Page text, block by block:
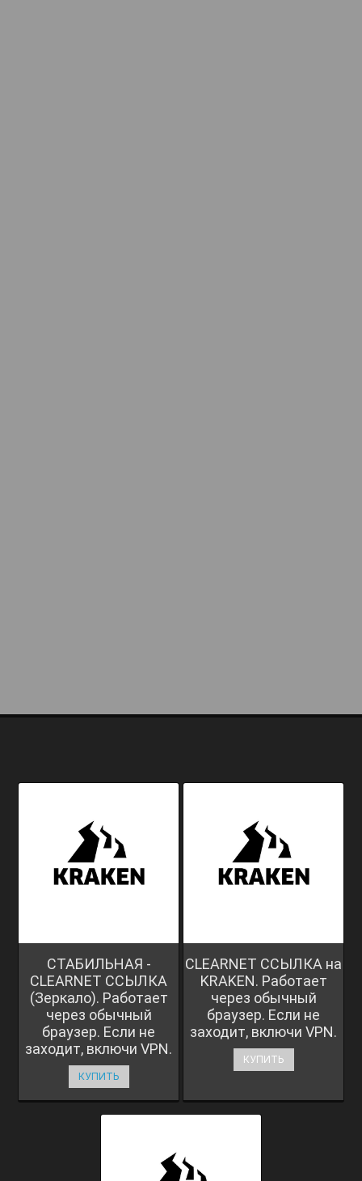
СТАБИЛЬНАЯ -
CLEARNET ССЫЛКА
(Зеркало). Работает
через обычный
браузер. Если не
заходит, включи VPN.
КУПИТЬ
CLEARNET ССЫЛКА на
KRAKEN. Работает
через обычный
браузер. Если не
заходит, включи VPN.
КУПИТЬ